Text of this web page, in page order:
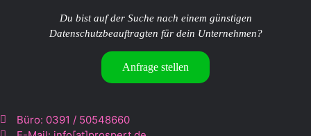
Du bist auf der Suche nach einem günstigen
Datenschutzbeauftragten für dein Unternehmen?
Anfrage stellen
Büro: 0391 / 50548660